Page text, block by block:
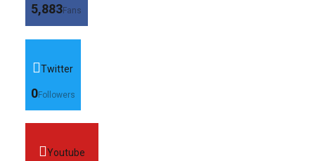
5,883Fans
Twitter
0Followers
Youtube